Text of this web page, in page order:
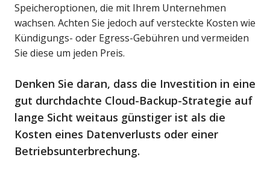
Speicheroptionen, die mit Ihrem Unternehmen
wachsen. Achten Sie jedoch auf versteckte Kosten wie
Kündigungs- oder Egress-Gebühren und vermeiden
Sie diese um jeden Preis.
Denken Sie daran, dass die Investition in eine
gut durchdachte Cloud-Backup-Strategie auf
lange Sicht weitaus günstiger ist als die
Kosten eines Datenverlusts oder einer
Betriebsunterbrechung.